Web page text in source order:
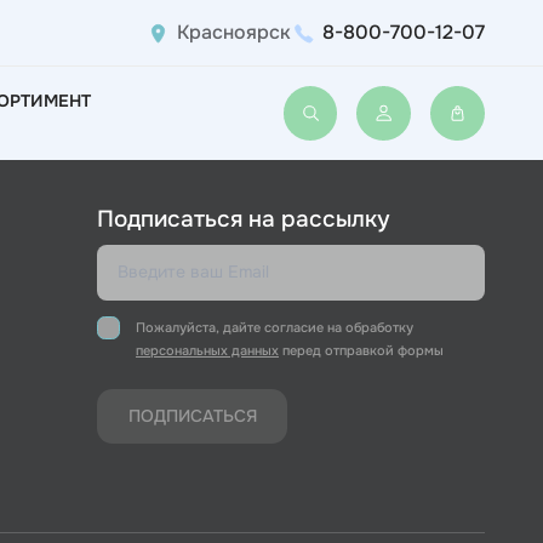
Красноярск 8-800-700-12-07
не
Войти или
Подписаться на рассылку
Пожалуйста, дайте согласие на обработку
персональных данныхперед отправкой формы
ПОДПИСАТЬСЯ